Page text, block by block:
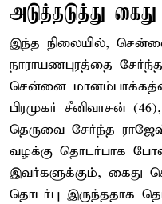
அடுத்தடுத்து கைது
இந்த நிலையில்,
நாராயணபுரத்தை
சென்னை
பிரமுகர் சீனிவாசன்
தெருவை சேர்ந்த
வழக்கு தொடர்பாக
இவர்களுக்கும், கைது
தொடர்பு இருந்ததாக